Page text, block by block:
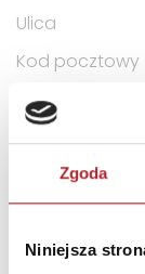
Zgoda
Niniejsza
Ulica
Kod pocztowy
Miasto
E-mail